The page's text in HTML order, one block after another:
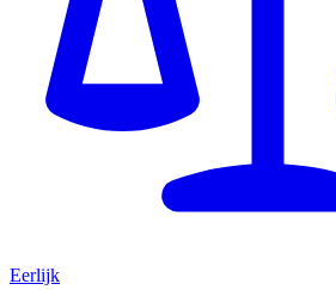
Eerlijk